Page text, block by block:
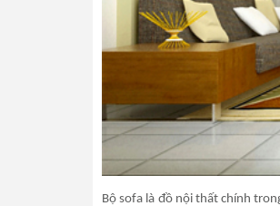
Bộ sofa là đồ nội thất chính